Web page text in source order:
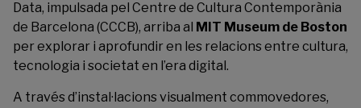
Data, impulsada pel Centre de Cultura Contemporània
de Barcelona (CCCB), arriba al MIT Museum de Boston
per explorar i aprofundir en les relacions entre cultura,
tecnologia i societat en l’era digital.
A través d’instal·lacions visualment commovedores,